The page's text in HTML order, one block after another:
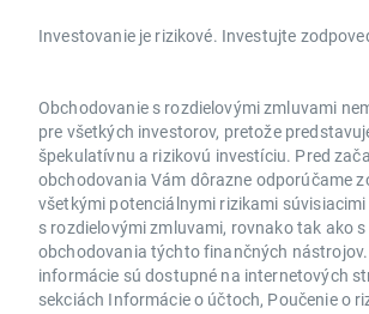
Investovanie je rizikové. Investujte
Obchodovanie s rozdielovými zmluvami
pre všetkých investorov, pretože
špekulatívnu a rizikovú investíciu. Pred
obchodovania Vám dôrazne odporúčame
všetkými potenciálnymi rizikami
s rozdielovými zmluvami, rovnako tak ako
obchodovania týchto finančných
informácie sú dostupné na internetových
sekciách Informácie o účtoch, Poučenie o